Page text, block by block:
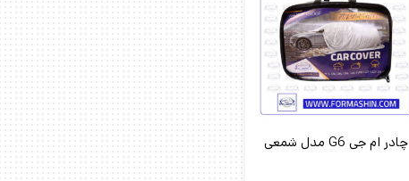
چادر ام جی G6 مدل شمعی